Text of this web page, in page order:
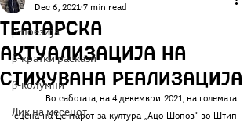
Сè
β-поезија
β-кратки раскази
β-колумни
Лик на месецот
Театарска
актуализација на
стихувана реализација
Dec 6, 2021 7 min read
сцена на Центарот за култура „Ацо Шопов“ во Штип